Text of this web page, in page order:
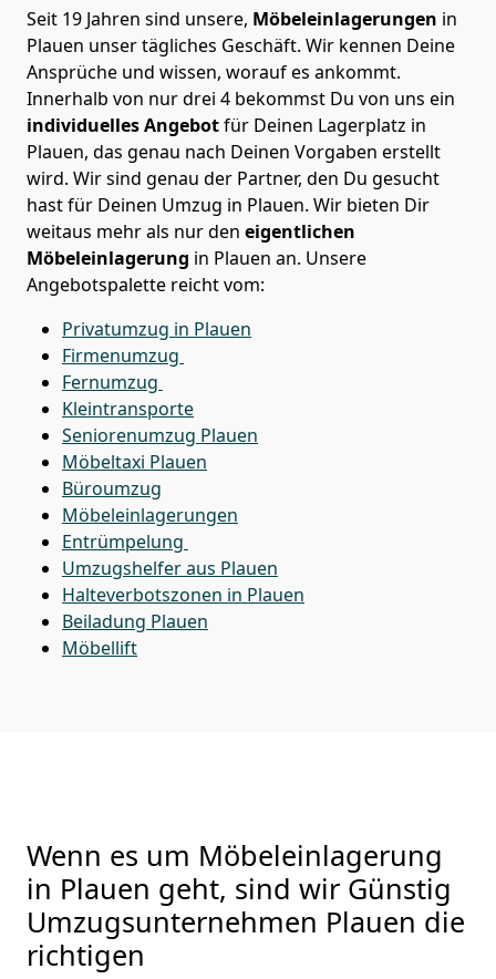
Seit 19 Jahren sind unsere, Möbeleinlagerungen in
Plauen unser tägliches Geschäft. Wir kennen Deine
Ansprüche und wissen, worauf es ankommt.
Innerhalb von nur drei 4 bekommst Du von uns ein
individuelles Angebotfür Deinen Lagerplatz in
Plauen, das genau nach Deinen Vorgaben erstellt
wird. Wir sind genau der Partner, den Du gesucht
hast für Deinen Umzug in Plauen. Wir bieten Dir
weitaus mehr als nur den eigentlichen
Möbeleinlagerung in Plauen an. Unsere
Angebotspalette reicht vom:
Privatumzug in Plauen
Firmenumzug
Fernumzug
Kleintransporte
Seniorenumzug Plauen
Möbeltaxi Plauen
Büroumzug
Möbeleinlagerungen
Entrümpelung
Umzugshelfer aus Plauen
Halteverbotszonen in Plauen
Beiladung Plauen
Möbellift
Wenn es um Möbeleinlagerung
in Plauen geht, sind wir Günstig
Umzugsunternehmen Plauen die
richtigen